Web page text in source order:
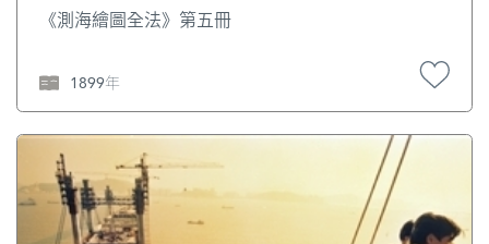
《測海繪圖全法》第五冊
1899年